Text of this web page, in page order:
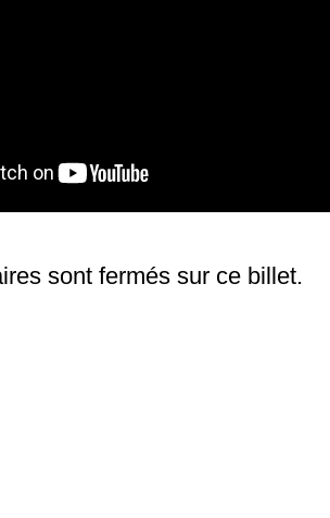
sont fermés sur ce billet.